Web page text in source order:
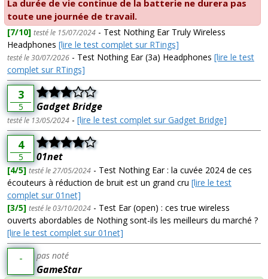
La durée de vie continue de la batterie ne durera pas
toute une journée de travail.
[7/10] testé le 15/07/2024 - Test Nothing Ear Truly Wireless
Headphones [lire le test complet sur RTings]
testé le 30/07/2026 - Test Nothing Ear (3a) Headphones [lire le test
complet sur RTings]
3
5 Gadget Bridge
testé le 13/05/2024 - [lire le test complet sur Gadget Bridge]
4
5 01net
[4/5] testé le 27/05/2024 - Test Nothing Ear : la cuvée 2024 de ces
écouteurs à réduction de bruit est un grand cru [lire le test
complet sur 01net]
[3/5] testé le 03/10/2024 - Test Ear (open) : ces true wireless
ouverts abordables de Nothing sont-ils les meilleurs du marché ?
[lire le test complet sur 01net]
- pas noté
GameStar